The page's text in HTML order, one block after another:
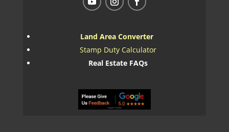
Land Area Converter
Stamp Duty Calculator
Real Estate FAQs